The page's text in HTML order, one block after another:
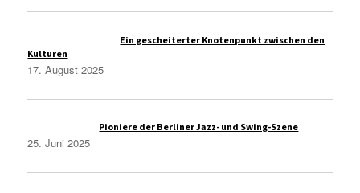
Ein gescheiterter Knotenpunkt zwischen den
Kulturen
17. August 2025
Pioniere der Berliner Jazz- und Swing-Szene
25. Juni 2025